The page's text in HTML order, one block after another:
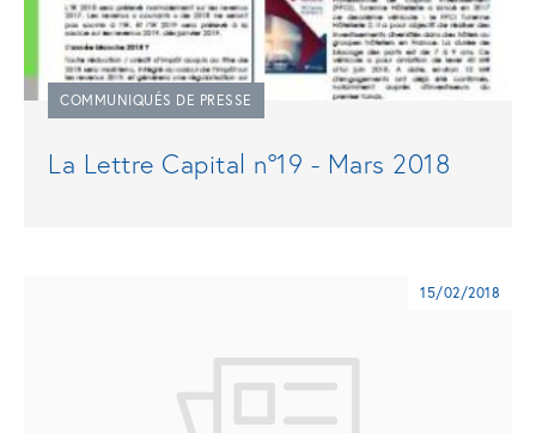
COMMUNIQUÉS DE PRESSE
La Lettre Capital n°19 - Mars 2018
15/02/2018